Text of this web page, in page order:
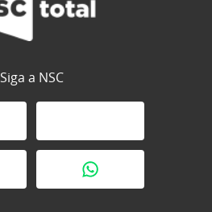
Siga a NSC